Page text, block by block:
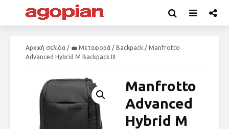
Αρχική σελίδα / 💼 Μεταφορά / Backpack / Manfrotto
Advanced Hybrid M Backpack III
Manfrotto
Advanced
Hybrid M